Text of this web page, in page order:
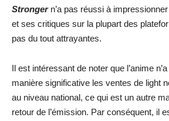
Stronger n’a pas réussi à
et ses critiques sur la plupart des
pas du tout attrayantes.
Il est intéressant de noter que l’anime
manière significative les ventes de light
au niveau national, ce qui est un autre
retour de l’émission. Par conséquent, il